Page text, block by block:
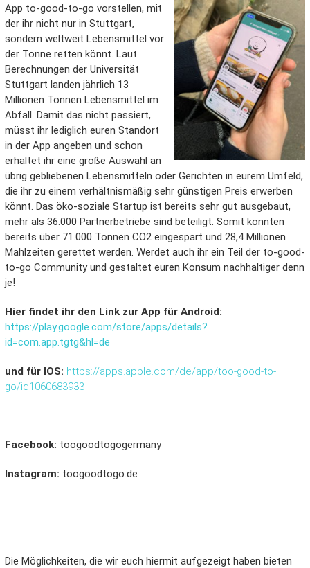
App to-good-to-go vorstellen, mit
der ihr nicht nur in Stuttgart,
sondern weltweit Lebensmittel vor
der Tonne retten könnt. Laut
Berechnungen der Universität
Stuttgart landen jährlich 13
Millionen Tonnen Lebensmittel im
Abfall. Damit das nicht passiert,
müsst ihr lediglich euren Standort
in der App angeben und schon
erhaltet ihr eine große Auswahl an
übrig gebliebenen Lebensmitteln oder Gerichten in eurem Umfeld,
die ihr zu einem verhältnismäßig sehr günstigen Preis erwerben
könnt. Das öko-soziale Startup ist bereits sehr gut ausgebaut,
mehr als 36.000 Partnerbetriebe sind beteiligt. Somit konnten
bereits über 71.000 Tonnen CO2 eingespart und 28,4 Millionen
Mahlzeiten gerettet werden. Werdet auch ihr ein Teil der to-good-
to-go Community und gestaltet euren Konsum nachhaltiger denn
je!
Hier findet ihr den Link zur App für Android:
https://play.google.com/store/apps/details?
id=com.app.tgtg&hl=de
und für IOS: https://apps.apple.com/de/app/too-good-to-
go/id1060683933
Facebook: toogoodtogogermany
Instagram: toogoodtogo.de
Die Möglichkeiten, die wir euch hiermit aufgezeigt haben bieten